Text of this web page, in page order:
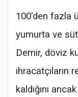
100'den fazla
yumurta ve
Demir, döviz
ihracatçıların
kaldığını